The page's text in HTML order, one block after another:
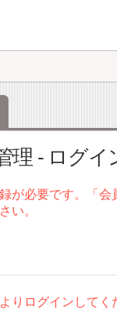
理 - ログイ
が必要です。「会
い。
りログインしてく